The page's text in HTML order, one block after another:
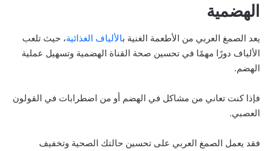
الهضمية
يعد الصمغ العربي من الأطعمة الغنية بالألياف الغذائية، حيث تلعب
الألياف دورًا مهمًا في تحسين صحة القناة الهضمية وتسهيل عملية
الهضم.
فإذا كنت تعاني من مشاكل في الهضم أو من اضطرابات في القولون
العصبي.
فقد يعمل الصمغ العربي على تحسين حالتك الصحية وتخفيف